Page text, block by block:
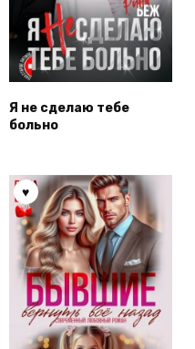
Я не сделаю тебе
больно